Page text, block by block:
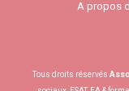
A propos
Tous droits réservés